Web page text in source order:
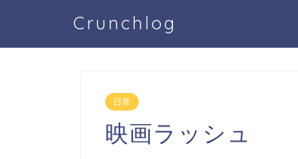
Crunchlog
日常
映画ラッシュ